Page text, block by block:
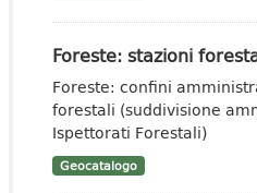
Foreste: stazioni
Foreste: confini
forestali (suddivisione
Ispettorati Forestali)
Geocatalogo